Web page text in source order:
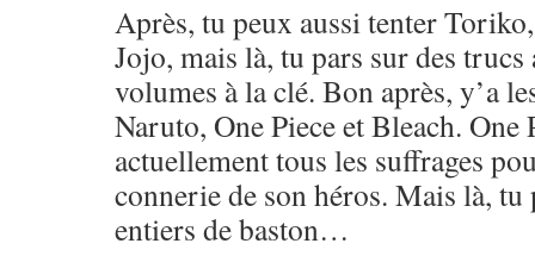
Après, tu peux aussi tenter
Jojo, mais là, tu pars sur des trucs
volumes à la clé. Bon après, y’a
Naruto, One Piece et Bleach. One
actuellement tous les suffrages
connerie de son héros. Mais là,
entiers de baston…